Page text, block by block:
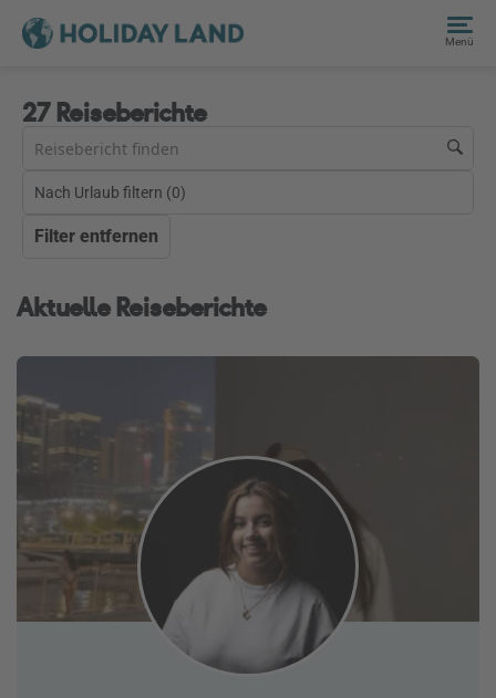
Menü
27 Reiseberichte
Nach Urlaub filtern (0)
Filter entfernen
Aktuelle Reiseberichte